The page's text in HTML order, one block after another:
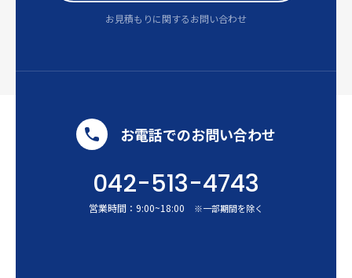
お見積もりに関するお問い合わせ
お電話でのお問い合わせ
042-513-4743
営業時間： 9:00~18:00 ※一部期間を除く